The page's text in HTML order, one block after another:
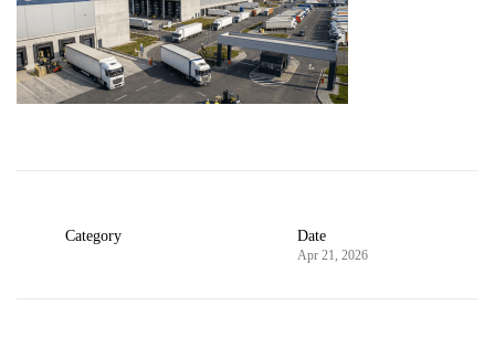
Category Date
Apr 21, 2026